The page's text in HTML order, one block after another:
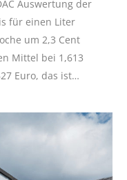
Auswertung der
für einen Liter
um 2,3 Cent
Mittel bei 1,613
Euro, das ist…